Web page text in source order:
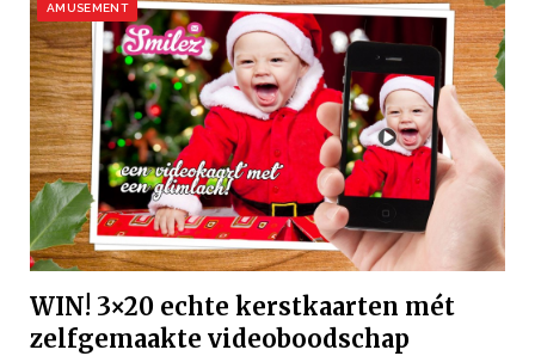
AMUSEMENT
WIN! 3×20 echte kerstkaarten mét
zelfgemaakte videoboodschap